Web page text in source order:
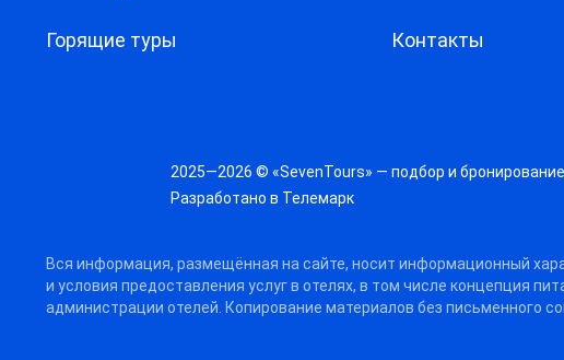
Горящие туры Контакты
2025—2026 © «SevenTours» — подбор и
Разработано в Телемарк
Вся информация, размещённая на сайте, носит информационный
и условия предоставления услуг в отелях, в том числе концепция
администрации отелей. Копирование материалов без письменного